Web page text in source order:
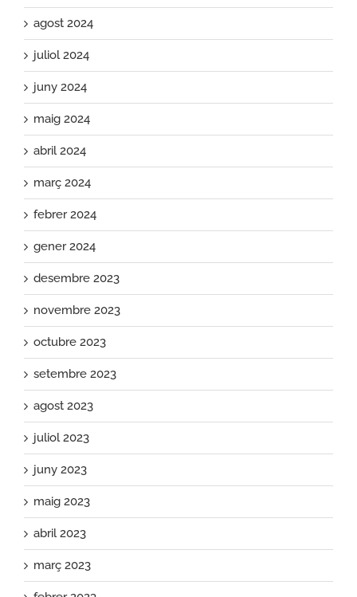
agost 2024
juliol 2024
juny 2024
maig 2024
abril 2024
març 2024
febrer 2024
gener 2024
desembre 2023
novembre 2023
octubre 2023
setembre 2023
agost 2023
juliol 2023
juny 2023
maig 2023
abril 2023
març 2023